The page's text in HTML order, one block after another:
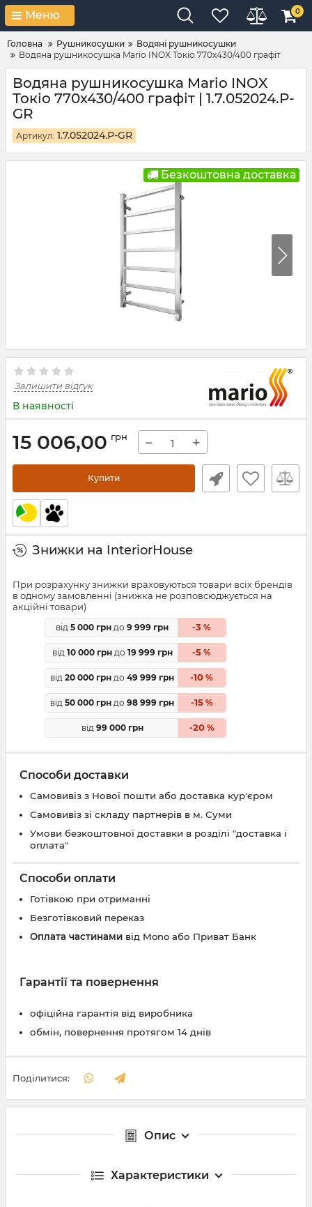
Меню 0
Головна Рушникосушки
Водяні рушникосушки
Водяна рушникосушка Mario INOX Токіо 770х430/400 графіт
Водяна рушникосушка Mario INOX
Токіо 770х430/400 графіт | 1.7.052024.P-
GR
Артикул: 1.7.052024.P-GR
Безкоштовна доставка
Залишити відгук
В наявності
15 006,00 грн − +
Купити
Знижки на InteriorHouse
При розрахунку знижки враховуються товари всіх брендів
в одному замовленні (знижка не розповсюджується на
акційні товари)
від 5 000 грн до 9 999 грн -3 %
від 10 000 грндо 19 999 грн -5 %
від 20 000 грн до 49 999 грн -10 %
від 50 000 грн до 98 999 грн -15%
від 99 000 грн -20%
Способи доставки
Самовивіз з Нової пошти або доставка кур'єром
Самовивіз зі складу партнерів в м. Суми
Умови безкоштовної доставки в розділі "доставка і
оплата"
Способи оплати
Готівкою при отриманні
Безготівковий переказ
Оплата частинами від Mono або Приват Банк
Гарантії та повернення
офіційна гарантія від виробника
обмін, повернення протягом 14 днів
Поділитися:
Опис
Характеристики